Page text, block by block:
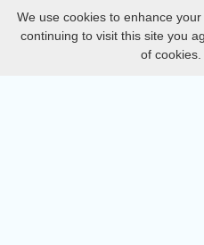
We use cookies to enhance
continuing to visit this site you
of cookies.